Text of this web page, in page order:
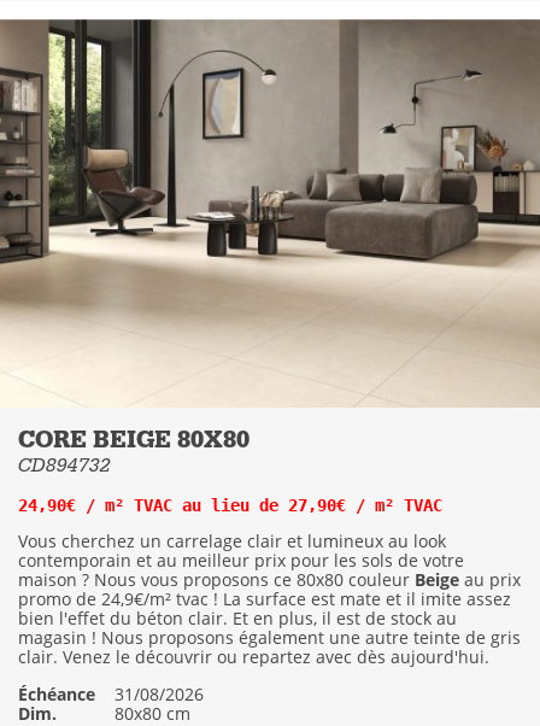
CORE BEIGE 80X80
CD894732
24,90€ / m² TVAC au lieu de 27,90€ / m² TVAC
Vous cherchez un carrelage clair et lumineux au look
contemporain et au meilleur prix pour les sols de votre
maison ? Nous vous proposons ce 80x80 couleur Beige au prix
promo de 24,9€/m² tvac ! La surface est mate et il imite assez
bien l'effet du béton clair. Et en plus, il est de stock au
magasin ! Nous proposons également une autre teinte de gris
clair. Venez le découvrir ou repartez avec dès aujourd'hui.
Échéance
31/08/2026
Dim.
80x80 cm